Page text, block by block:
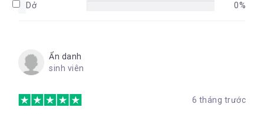
Dở
0%
Ẩn danh
sinh viên
6 tháng trước